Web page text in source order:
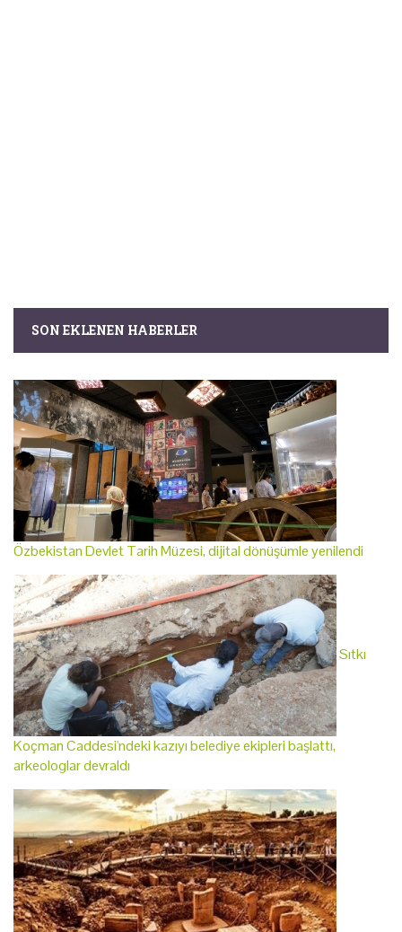
SON EKLENEN HABERLER
Özbekistan Devlet Tarih Müzesi, dijital dönüşümle yenilendi
Sıtkı
Koçman Caddesi'ndeki kazıyı belediye ekipleri başlattı,
arkeologlar devraldı